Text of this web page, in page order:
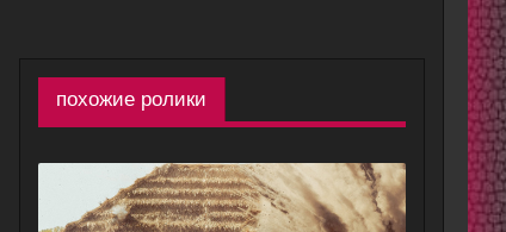
похожие ролики